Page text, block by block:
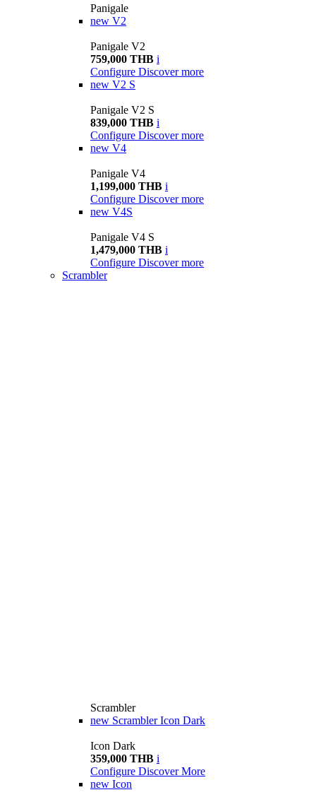
Panigale
new V2
Panigale V2
759,000 THB i
Configure Discover more
new V2 S
Panigale V2 S
839,000 THB i
Configure Discover more
new V4
Panigale V4
1,199,000 THB i
Configure Discover more
new V4S
Panigale V4 S
1,479,000 THB i
Configure Discover more
Scrambler
Scrambler
new Scrambler Icon Dark
Icon Dark
359,000 THB i
Configure Discover More
new Icon